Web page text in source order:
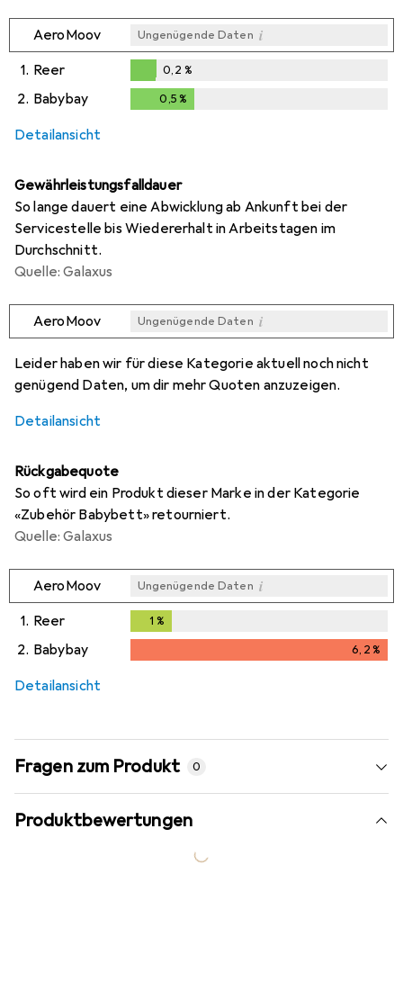
AeroMoov Ungenügende Daten i
1. Reer
0,2%
0,2 %
2. Babybay 0,5 %
Detailansicht
Gewährleistungsfalldauer
So lange dauert eine Abwicklung ab Ankunft bei der
Servicestelle bis Wiedererhalt in Arbeitstagen im
Durchschnitt.
Quelle: Galaxus
AeroMoov Ungenügende Daten i
Leider haben wir für diese Kategorie aktuell noch nicht
genügend Daten, um dir mehr Quoten anzuzeigen.
Detailansicht
Rückgabequote
So oft wird ein Produkt dieser Marke in der Kategorie
«Zubehör Babybett» retourniert.
Quelle: Galaxus
AeroMoov Ungenügende Daten i
1. Reer 1 %
2. Babybay 6,2%
Detailansicht
Fragen zum Produkt 0
Produktbewertungen